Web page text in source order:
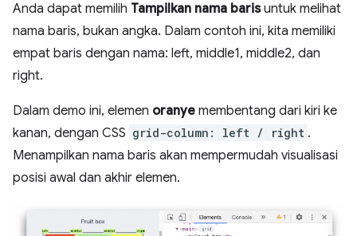
Anda dapat memilih Tampilkan nama barisuntuk melihat
nama baris, bukan angka. Dalam contoh ini, kita memiliki
empat baris dengan nama: left, middle1, middle2, dan
right.
Dalam demo ini, elemen oranye membentang dari kiri ke
kanan, dengan CSS grid-column: left / right .
Menampilkan nama baris akan mempermudah visualisasi
posisi awal dan akhir elemen.